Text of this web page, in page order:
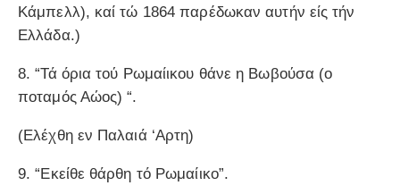
Κάμπελλ), καί τώ 1864 παρέδωκαν αυτήν είς τήν
Ελλάδα.)
8. “Τά όρια τού Ρωμαίικου θάνε η Βωβούσα (ο
ποταμός Αώος) “.
(Ελέχθη εν Παλαιά ‘Aρτη)
9. “Εκείθε θάρθη τό Ρωμαίικο”.